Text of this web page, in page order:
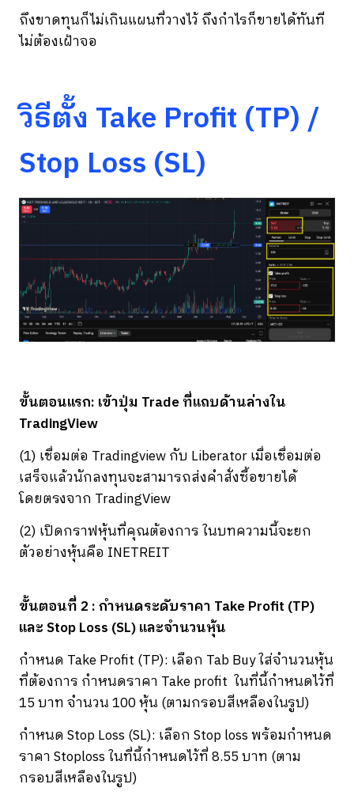
ถึงขาดทุนก็ไม่เกินแผนที่วางไว้ ถึงกำไรก็ขายได้ทันที
ไม่ต้องเฝ้าจอ
วิธีตั้ง Take Profit (TP) /
Stop Loss (SL)
ขั้นตอนแรก: เข้าปุ่ม Trade ที่แถบด้านล่างใน
TradingView
(1) เชื่อมต่อ Tradingview กับ Liberator เมื่อเชื่อมต่อ
เสร็จแล้วนักลงทุนจะสามารถส่งคำสั่งซื้อขายได้
โดยตรงจาก TradingView
(2) เปิดกราฟหุ้นที่คุณต้องการ ในบทความนี้จะยก
ตัวอย่างหุ้นคือ INETREIT
ขั้นตอนที่ 2 : กำหนดระดับราคา Take Profit (TP)
และ Stop Loss (SL) และจำนวนหุ้น
กำหนด Take Profit (TP): เลือก Tab Buy ใส่จำนวนหุ้น
ที่ต้องการ กำหนดราคา Take profit ในที่นี้กำหนดไว้ที่
15 บาท จำนวน 100 หุ้น (ตามกรอบสีเหลืองในรูป)
กำหนด Stop Loss (SL): เลือก Stop loss พร้อมกำหนด
ราคา Stoploss ในที่นี้กำหนดไว้ที่ 8.55 บาท (ตาม
กรอบสีเหลืองในรูป)